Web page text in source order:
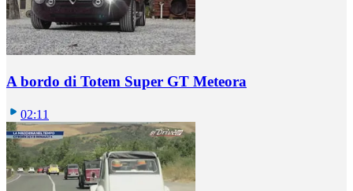
A bordo di Totem Super GT Meteora
02:11